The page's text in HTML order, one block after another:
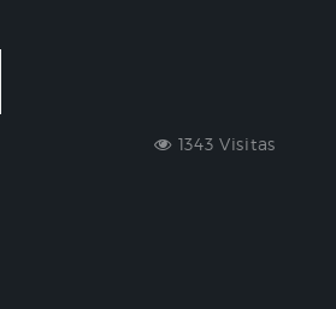
1343 Visitas